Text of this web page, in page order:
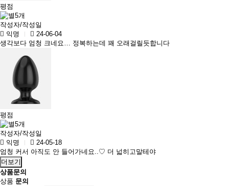
평점
작성자/작성일
익명
24-06-04
생각보다 엄청 크네요… 정복하는데 꽤 오래걸릴듯합니다
평점
작성자/작성일
익명
24-05-18
엄청 커서 아직도 안 들어가네요..♡ 더 넓히고말테야
더보기
상품문의
상품 문의